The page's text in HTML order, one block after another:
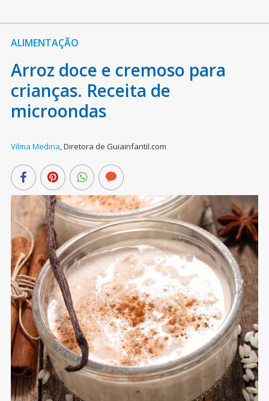
ALIMENTAÇÃO
Arroz doce e cremoso para
crianças. Receita de
microondas
Vilma Medina,Diretora de Guiainfantil.com